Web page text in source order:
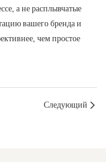
а не расплывчатые
вашего бренда и
чем простое
Следующий